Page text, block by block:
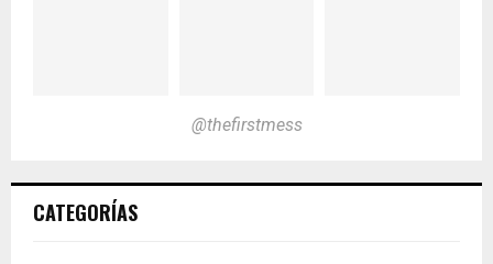
@thefirstmess
CATEGORÍAS